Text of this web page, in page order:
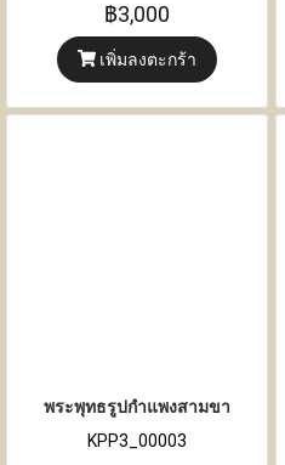
฿3,000
เพิ่มลงตะกร้า
พระพุทธรูปกำแพงสามขา
KPP3_00003